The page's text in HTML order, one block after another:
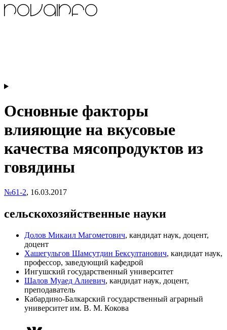
Основные факторы
влияющие на вкусовые
качества мясопродуктов из
говядины
№61-2, 16.03.2017
сельскохозяйственные науки
Долов Микаил Магометович, кандидат наук, доцент,
доцент
Хашегульгов Шамсутдин Бексултанович, кандидат наук,
профессор, заведующий кафедрой
Ингушский государственный университет
Шалов Муаед Алиевич, кандидат наук, доцент,
преподаватель
Кабардино-Балкарский государственный аграрный
университет им. В. М. Кокова